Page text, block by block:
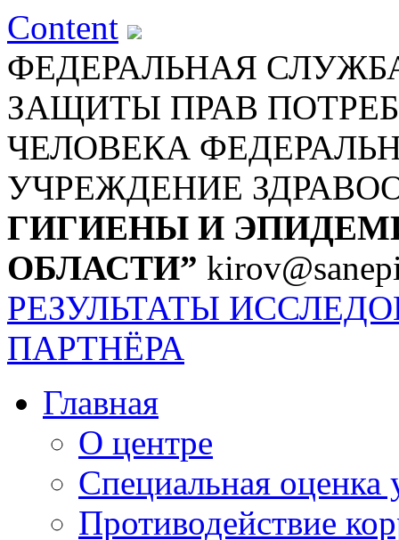
Content
ФЕДЕРАЛЬНАЯ
ЗАЩИТЫ ПРАВ
ЧЕЛОВЕКА
УЧРЕЖДЕНИЕ
ГИГИЕНЫ И
ОБЛАСТИ”
РЕЗУЛЬТАТЫ
ПАРТНЁРА
Главная
О центре
Специальная оценка
Противодействие